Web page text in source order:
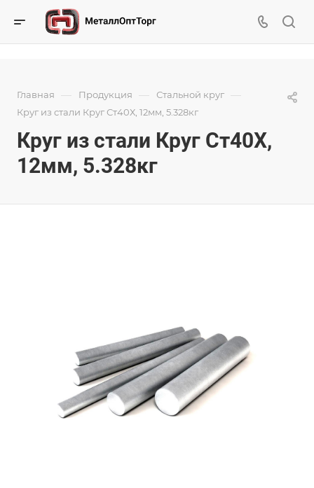
Главная — Продукция — Стальной круг —
Круг из стали Круг Ст40Х, 12мм, 5.328кг
Круг из стали Круг Ст40Х,
12мм, 5.328кг